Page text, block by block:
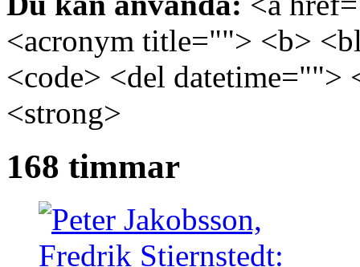
<acronym title=""> <b>
<code> <del
<strong>
168 timmar